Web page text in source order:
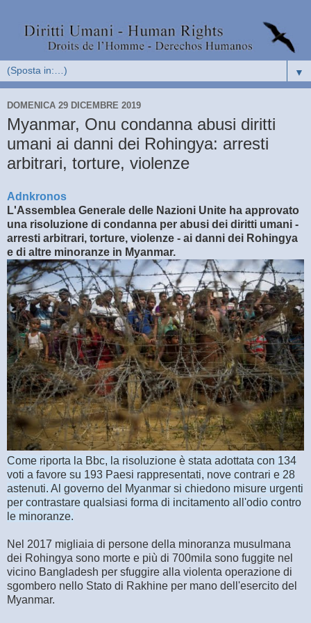
▼
DOMENICA 29 DICEMBRE 2019
Myanmar, Onu condanna abusi diritti
umani ai danni dei Rohingya: arresti
arbitrari, torture, violenze
Adnkronos
L'Assemblea Generale delle Nazioni Unite ha approvato
una risoluzione di condanna per abusi dei diritti umani -
arresti arbitrari, torture, violenze - ai danni dei Rohingya
e di altre minoranze in Myanmar.
Come riporta la Bbc, la risoluzione è stata adottata con 134
voti a favore su 193 Paesi rappresentati, nove contrari e 28
astenuti. Al governo del Myanmar si chiedono misure urgenti
per contrastare qualsiasi forma di incitamento all'odio contro
le minoranze.
Nel 2017 migliaia di persone della minoranza musulmana
dei Rohingya sono morte e più di 700mila sono fuggite nel
vicino Bangladesh per sfuggire alla violenta operazione di
sgombero nello Stato di Rakhine per mano dell'esercito del
Myanmar.